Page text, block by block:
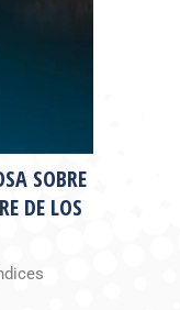
SOBRE
DE LOS